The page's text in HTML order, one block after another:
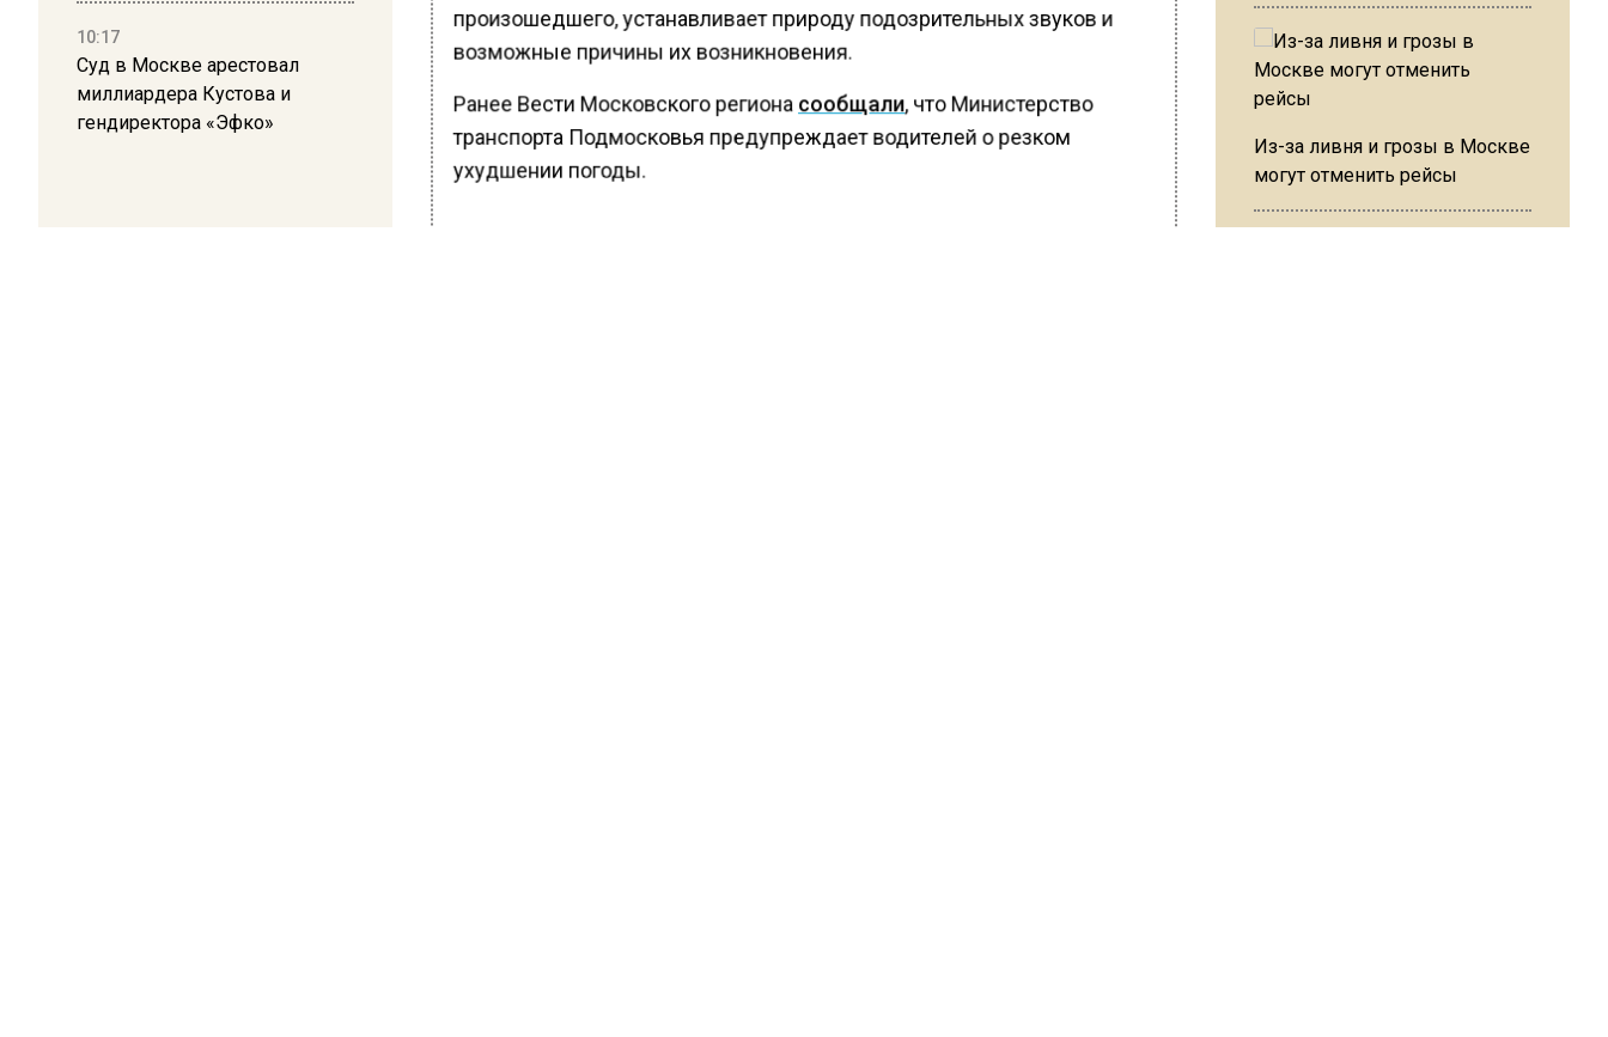
10:17
Суд в Москве арестовал
миллиардера Кустова и
гендиректора «Эфко»
произошедшего, устанавливает природу подозрительных звуков и
возможные причины их возникновения.
Ранее Вести Московского региона сообщали, чтоМинистерство
транспорта Подмосковья предупреждает водителей о резком
ухудшении погоды.
Из-за ливня и грозы в Москве
могут отменить рейсы